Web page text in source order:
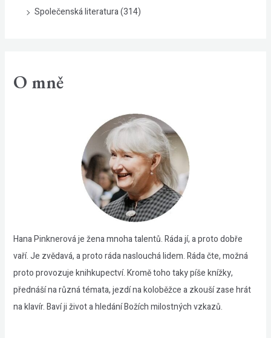
Společenská literatura(314)
O mně
Hana Pinknerová je žena mnoha talentů. Ráda jí, a proto dobře
vaří. Je zvědavá, a proto ráda naslouchá lidem. Ráda čte, možná
proto provozuje knihkupectví. Kromě toho taky píše knížky,
přednáší na různá témata, jezdí na koloběžce a zkouší zase hrát
na klavír. Baví ji život a hledání Božích milostných vzkazů.